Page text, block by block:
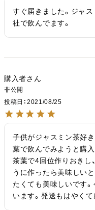
すぐ届きました。ジャ
社で飲んでます。
購入者
非公開
投稿日
2021/08/25
子供がジャスミン茶好
葉で飲んでみようと購
茶葉で4回位作りおきし
うに作ったら美味しい
たくても美味しいです
います。発送もはやくて